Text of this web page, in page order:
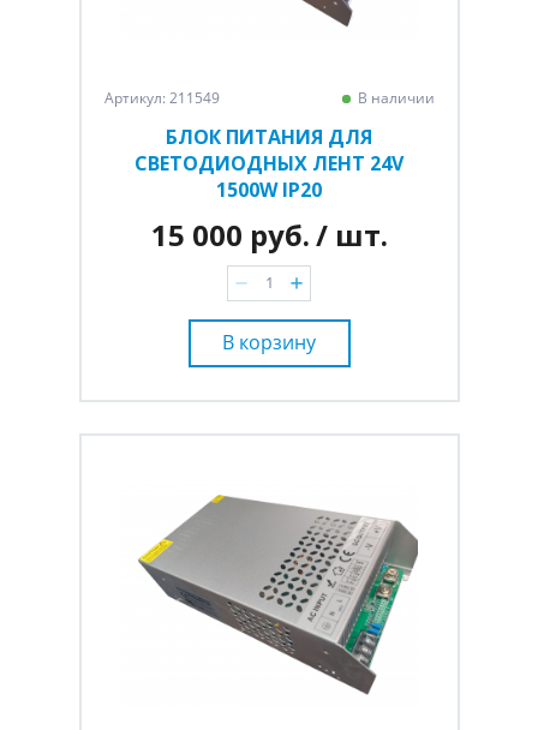
Артикул: 211549 В наличии
БЛОК ПИТАНИЯ ДЛЯ
СВЕТОДИОДНЫХ ЛЕНТ 24V
1500W IP20
15 000 руб./ шт.
В корзину